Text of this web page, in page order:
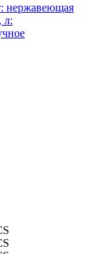
нержавеющая
л: